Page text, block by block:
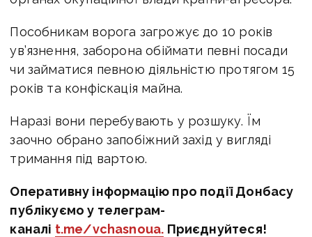
Пособникам ворога загрожує до 10 років
ув’язнення, заборона обіймати певні посади
чи займатися певною діяльністю протягом 15
років та конфіскація майна.
Наразі вони перебувають у розшуку. Їм
заочно обрано запобіжний захід у вигляді
тримання під вартою.
Оперативну інформацію про події Донбасу
публікуємо у телеграм-
каналі t.me/vchasnoua. Приєднуйтеся!